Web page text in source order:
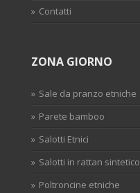
Contatti
ZONA GIORNO
Sale da pranzo etniche
Parete bamboo
Salotti Etnici
Salotti in rattan sintetico
Poltroncine etniche